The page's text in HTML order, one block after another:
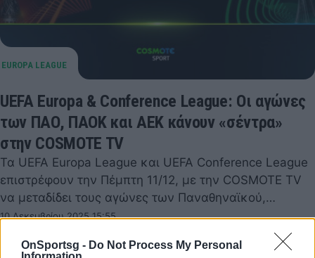
OnSportsg - Do Not Process My Personal
UEFA Europa & Conference League: Οι αγώνες
των ΠAO, ΠΑΟΚ και ΑΕΚ κάνουν «σέντρα»
στην COSMOTE TV
Τα UEFA Europa League και UEFA Conference League
επιστρέφουν την Πέμπτη 11/12, με την COSMOTE TV
να μεταδίδει τους αγώνες των Παναθηναϊκού,…
10 Δεκεμβρίου 2025 15:55